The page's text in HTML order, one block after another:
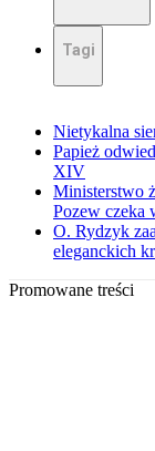
Tagi
Nietykalna
Papież
XIV
Ministerstwo
Pozew czeka
O. Rydzyk
eleganckich
Promowane treści